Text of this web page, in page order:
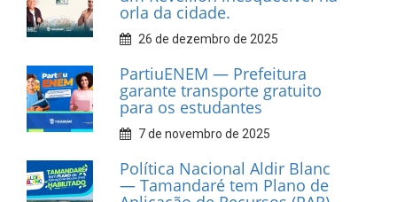
9 de fevereiro de 2026
Prefeitura de Tamandaré
fortalece apoio aos
catadores de materiais
recicláveis
9 de fevereiro de 2026
Prefeitura de Tamandaré
reforça diálogo e
compromisso com a